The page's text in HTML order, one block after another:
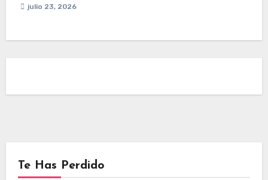
julio 23, 2026
Te Has Perdido